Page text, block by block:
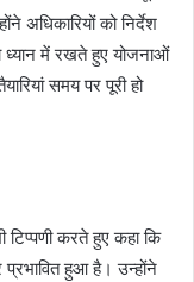
अधिकारियों को निर्देश
ध्यान में रखते हुए योजनाओं
समय पर पूरी हो
टिप्पणी करते हुए कहा कि
हुआ है। उन्होंने